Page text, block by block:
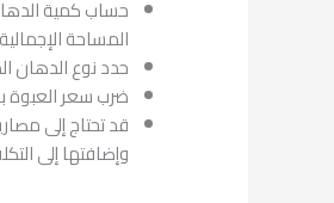
حساب كمية
المساحة
حدد نوع الدهان
ضرب سعر العبوة
قد تحتاج إلى
وإضافتها إلى